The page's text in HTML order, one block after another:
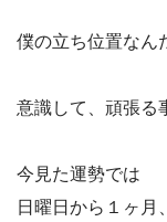
僕の立ち位置なん
意識して、頑張る
今見た運勢では
日曜日から１ヶ月